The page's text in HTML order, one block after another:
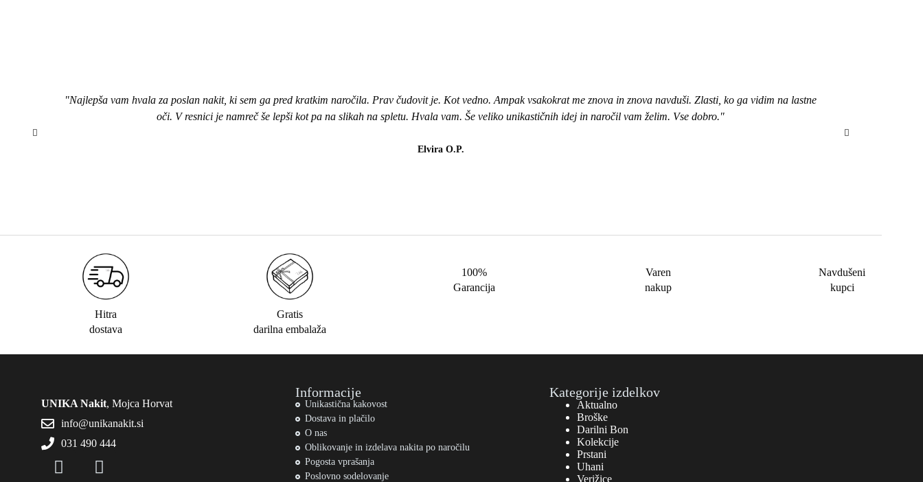
"Najlepša vam hvala za poslan nakit, ki sem ga pred kratkim naročila. Prav čudovit je. Kot vedno. Ampak vsakokrat me znova in znova navduši. Zlasti, ko ga vidim na lastne
oči. V resnici je namreč še lepši kot pa na slikah na spletu. Hvala vam. Še veliko unikastičnih idej in naročil vam želim. Vse dobro."
Elvira O.P.
Hitra
dostava
Gratis
darilna embalaža
100%
Garancija
Varen
nakup
Navdušeni
kupci
UNIKA Nakit, Mojca Horvat
info@unikanakit.si
031 490 444
Informacije
Unikastična kakovost
Dostava in plačilo
O nas
Oblikovanje in izdelava nakita po naročilu
Pogosta vprašanja
Poslovno sodelovanje
Kategorije izdelkov
Aktualno
Broške
Darilni Bon
Kolekcije
Prstani
Uhani
Verižice